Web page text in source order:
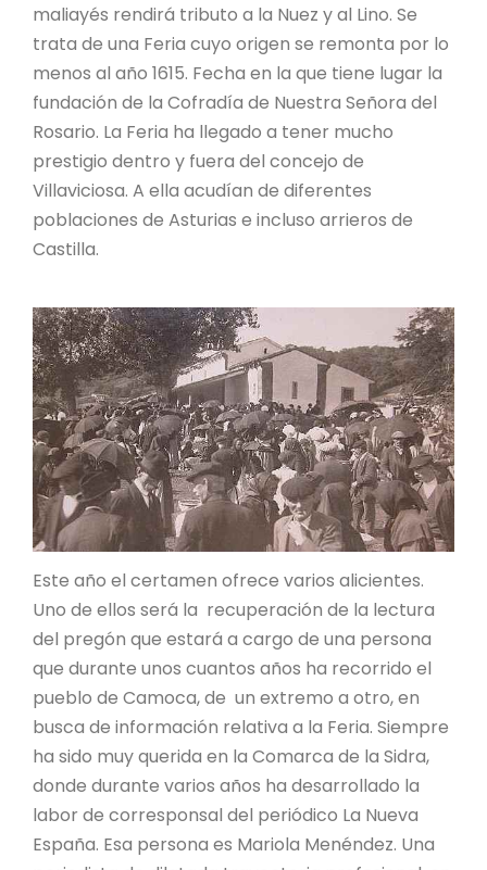
maliayés rendirá tributo a la Nuez y al Lino. Se
trata de una Feria cuyo origen se remonta por lo
menos al año 1615. Fecha en la que tiene lugar la
fundación de la Cofradía de Nuestra Señora del
Rosario. La Feria ha llegado a tener mucho
prestigio dentro y fuera del concejo de
Villaviciosa. A ella acudían de diferentes
poblaciones de Asturias e incluso arrieros de
Castilla.
Este año el certamen ofrece varios alicientes.
Uno de ellos será la recuperación de la lectura
del pregón que estará a cargo de una persona
que durante unos cuantos años ha recorrido el
pueblo de Camoca, de un extremo a otro, en
busca de información relativa a la Feria. Siempre
ha sido muy querida en la Comarca de la Sidra,
donde durante varios años ha desarrollado la
labor de corresponsal del periódico La Nueva
España. Esa persona es Mariola Menéndez. Una